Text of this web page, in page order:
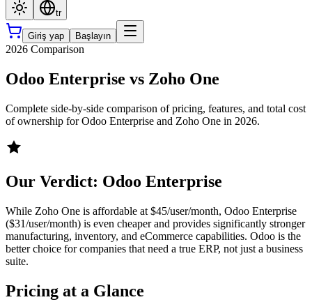
tr
Giriş yap Başlayın
2026 Comparison
Odoo Enterprise vs Zoho One
Complete side-by-side comparison of pricing, features, and total cost
of ownership forOdoo Enterprise and Zoho One in 2026.
Our Verdict: Odoo Enterprise
While Zoho One is affordable at $45/user/month, Odoo Enterprise
($31/user/month) is even cheaper and provides significantly stronger
manufacturing, inventory, and eCommerce capabilities. Odoo is the
better choice for companies that need a true ERP, not just a business
suite.
Pricing at a Glance